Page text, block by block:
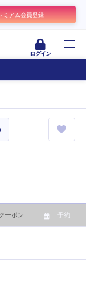
ミアム会員登録
ログイン
ーポン 予約